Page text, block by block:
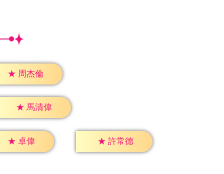
★ 周杰倫
★ 馬清偉
★ 卓偉 ★ 許常德